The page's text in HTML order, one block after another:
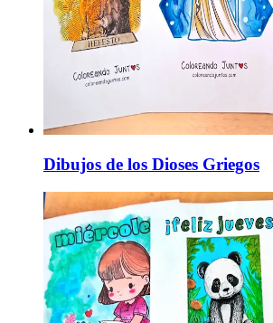
Dibujos de los Dioses Griegos